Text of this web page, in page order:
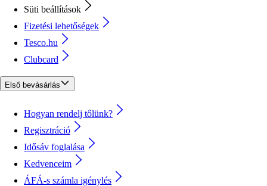
Süti beállítások
Fizetési lehetőségek
Tesco.hu
Clubcard
Első bevásárlás
Hogyan rendelj tőlünk?
Regisztráció
Idősáv foglalása
Kedvenceim
ÁFÁ-s számla igénylés